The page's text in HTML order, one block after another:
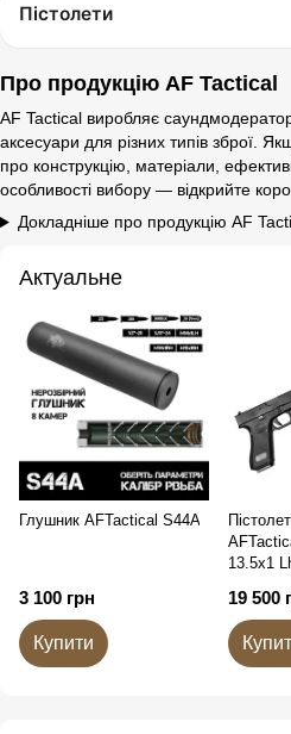
Пістолети
Про продукцію AF Tactical
AF Tactical виробляє
аксесуари для різних типів зброї.
про конструкцію, матеріали,
особливості вибору — відкрийте
Докладніше про продукцію AF
Актуальне
Глушник AFTactical S44A
3 100 грн
Купити
13.5x1
19 500